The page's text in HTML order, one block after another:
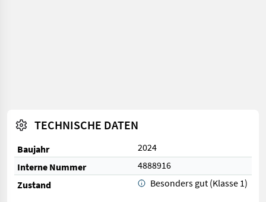
TECHNISCHE DATEN
Baujahr
2024
Interne Nummer
4888916
Zustand
Besonders gut (Klasse 1)